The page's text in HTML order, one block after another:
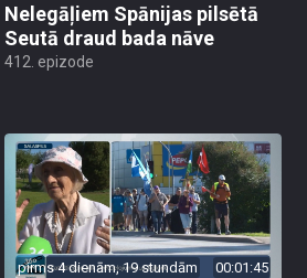
Nelegāļiem Spānijas pilsētā
Seutā draud bada nāve
412. epizode
pirms 4 dienām, 19 stundām 00:01:45